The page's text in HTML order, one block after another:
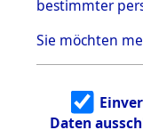
zu
en
5.3.2
g
bestimmter
Sie möchten
Daten